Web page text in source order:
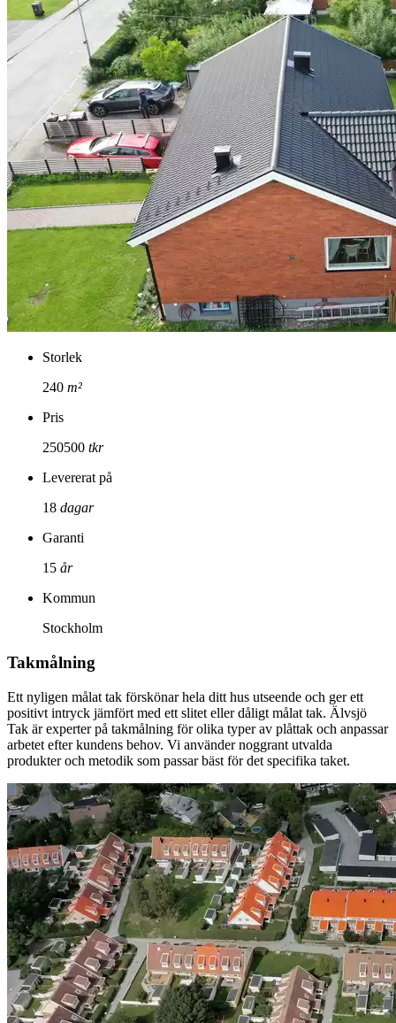
Storlek
240 m²
Pris
250500 tkr
Levererat på
18 dagar
Garanti
15 år
Kommun
Stockholm
Takmålning
Ett nyligen målat tak förskönar hela ditt hus utseende och ger ett
positivt intryck jämfört med ett slitet eller dåligt målat tak. Älvsjö
Tak är experter på takmålning för olika typer av plåttak och anpassar
arbetet efter kundens behov. Vi använder noggrant utvalda
produkter och metodik som passar bäst för det specifika taket.